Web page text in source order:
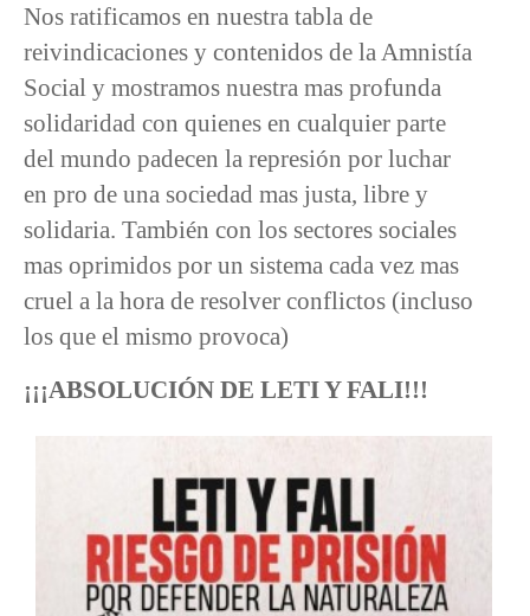
Nos ratificamos en nuestra tabla de
reivindicaciones y contenidos de la Amnistía
Social y mostramos nuestra mas profunda
solidaridad con quienes en cualquier parte
del mundo padecen la represión por luchar
en pro de una sociedad mas justa, libre y
solidaria. También con los sectores sociales
mas oprimidos por un sistema cada vez mas
cruel a la hora de resolver conflictos (incluso
los que el mismo provoca)
¡¡¡ABSOLUCIÓN DE LETI Y FALI!!!